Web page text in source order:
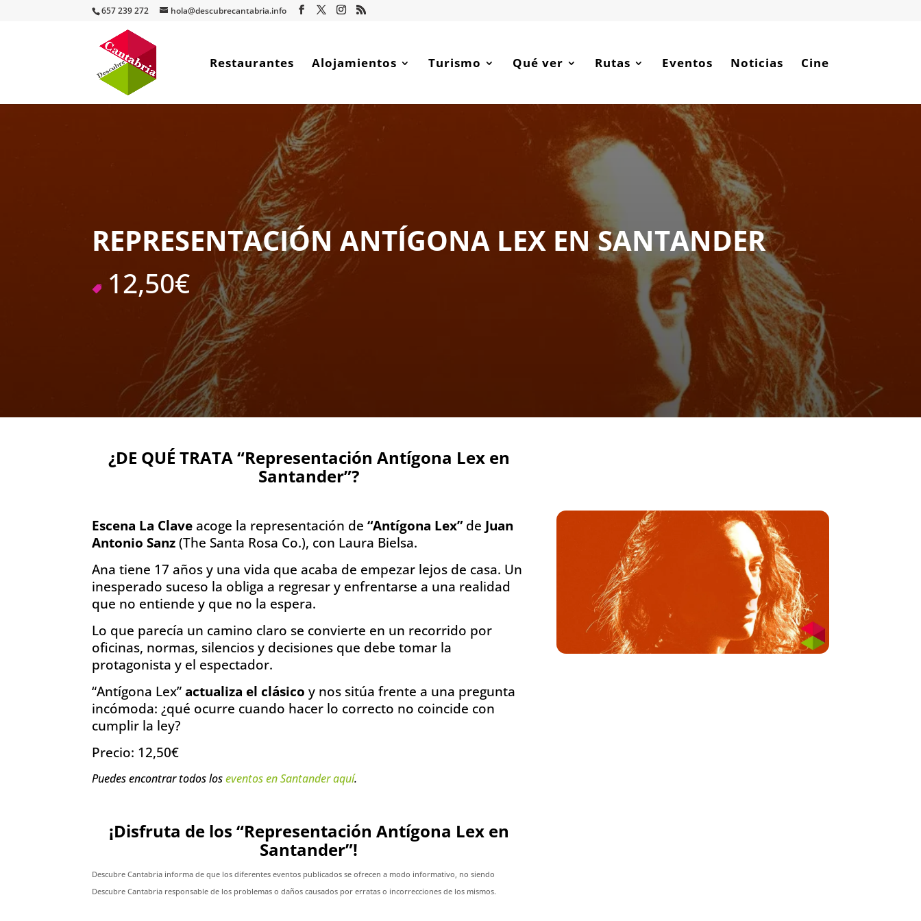
657 239 272 hola@descubrecantabria.info
Restaurantes Alojamientos Turismo Qué ver Rutas Eventos Noticias Cine
REPRESENTACIÓN ANTÍGONA LEX EN SANTANDER
12,50€
¿DE QUÉ TRATA “Representación Antígona Lex en
Santander”?
Escena La Claveacoge la representación de“Antígona Lex”de Juan
Antonio Sanz (The Santa Rosa Co.), con Laura Bielsa.
Ana tiene 17 años y una vida que acaba de empezar lejos de casa. Un
inesperado suceso la obliga a regresar y enfrentarse a una realidad
que no entiende y que no la espera.
Lo que parecía un camino claro se convierte en un recorrido por
oficinas, normas, silencios y decisiones que debe tomar la
protagonista y el espectador.
“Antígona Lex”actualiza el clásicoy nos sitúa frente a una pregunta
incómoda: ¿qué ocurre cuando hacer lo correcto no coincide con
cumplir la ley?
Precio: 12,50€
Puedes encontrar todos loseventos en Santanderaquí.
¡Disfruta de los “Representación Antígona Lex en
Santander”!
Descubre Cantabria informa de que los diferentes eventos publicados se ofrecen a modo informativo, no siendo
Descubre Cantabria responsable de los problemas o daños causados por erratas o incorrecciones de los mismos.